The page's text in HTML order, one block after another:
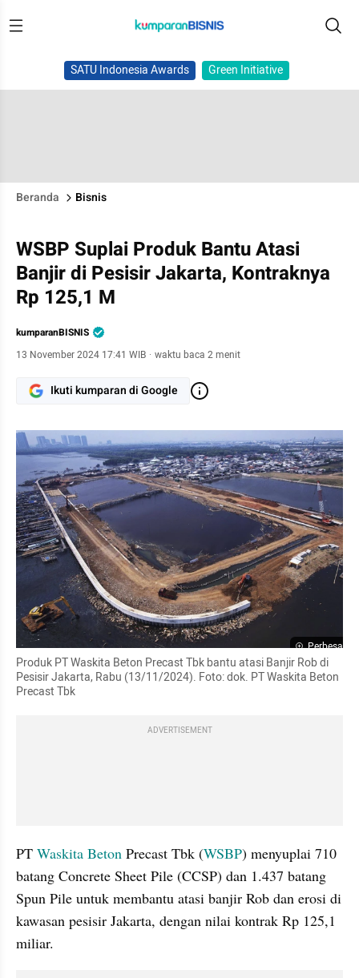
SATU Indonesia Awards Green Initiative
Beranda Bisnis
WSBP Suplai Produk Bantu Atasi
Banjir di Pesisir Jakarta, Kontraknya
Rp 125,1 M
kumparanBISNIS
13 November 2024 17:41 WIB · waktu baca 2 menit
Ikuti kumparan di Google
Perbesar
Produk PT Waskita Beton Precast Tbk bantu atasi Banjir Rob di
Pesisir Jakarta, Rabu (13/11/2024). Foto: dok. PT Waskita Beton
Precast Tbk
ADVERTISEMENT
PT Waskita Beton Precast Tbk (WSBP) menyuplai 710
batang Concrete Sheet Pile (CCSP) dan 1.437 batang
Spun Pile untuk membantu atasi banjir Rob dan erosi di
kawasan pesisir Jakarta, dengan nilai kontrak Rp 125,1
miliar.